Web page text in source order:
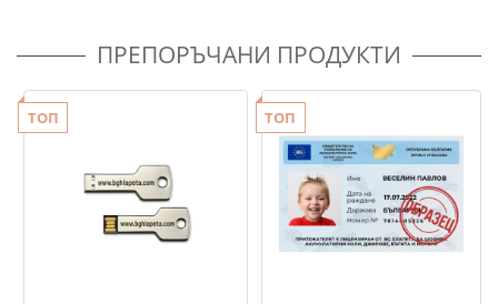
ПРЕПОРЪЧАНИ ПРОДУКТИ
ТОП ТОП